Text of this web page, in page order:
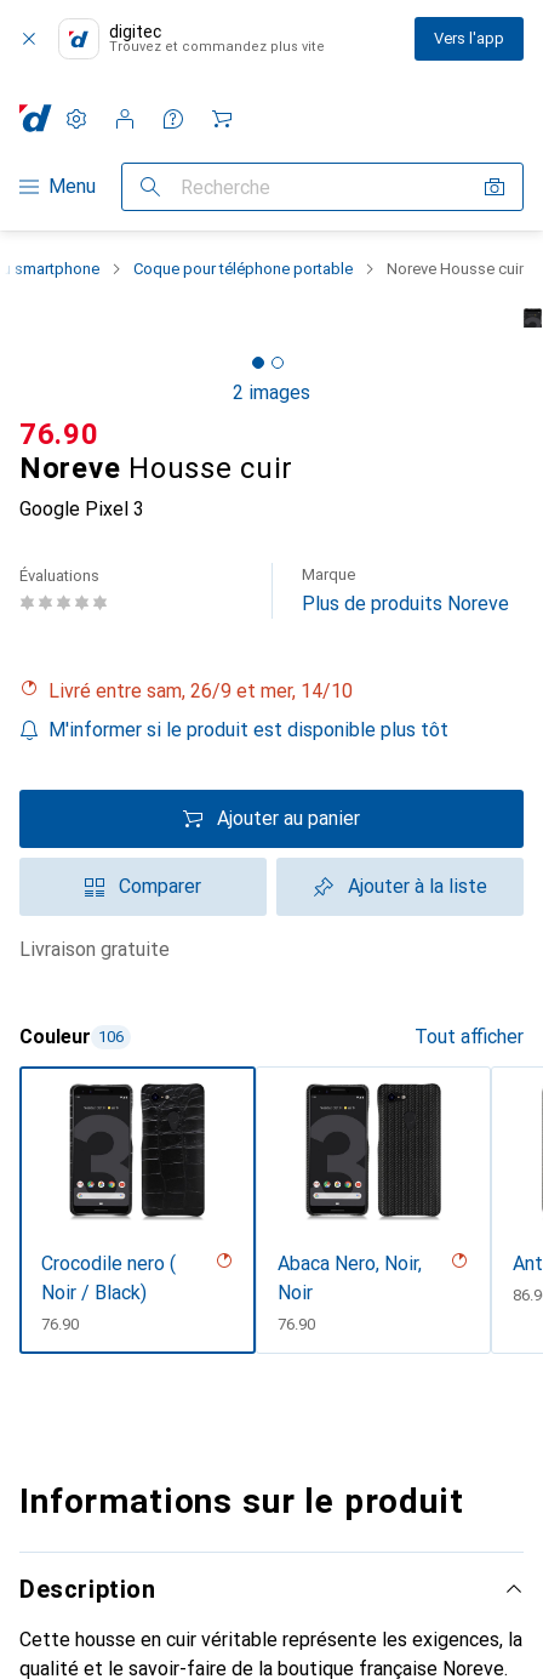
digitec
Trouvez et commandez plus vite Vers l'app
Navigation par catégorie
Menu Recherche
Paramètres
Compte client
Listes de comparaison
Listes d'envies
Panier
smartphone Coque pour téléphone portable Noreve Housse cuir
2 images
Noreve Housse cuir
Google Pixel 3
CHF
76.90
Évaluations Marque
Plus de produits Noreve
Livré entre sam, 26/9 et mer, 14/10
M'informer si le produit est disponible plus tôt
Ajouter au panier
Comparer Ajouter à la liste
livraison gratuite
Couleur 106 Tout afficher
Crocodile nero (
Noir / Black)
CHF
76.90
Abaca Nero, Noir,
Noir
CHF
76.90
CHF
Informations sur le produit
Description
Cette housse en cuir véritable représente les exigences, la
qualité et le savoir-faire de la boutique française Noreve.